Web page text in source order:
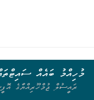
މުހިއްމު ބައެއް
ރައީސުލް ޖުމްހޫރިއްޔާގެ